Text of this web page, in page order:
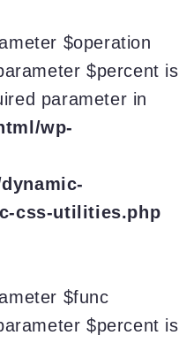
$operation
$percent is
parameter in
wp-
css-utilities.php
$func
$percent is